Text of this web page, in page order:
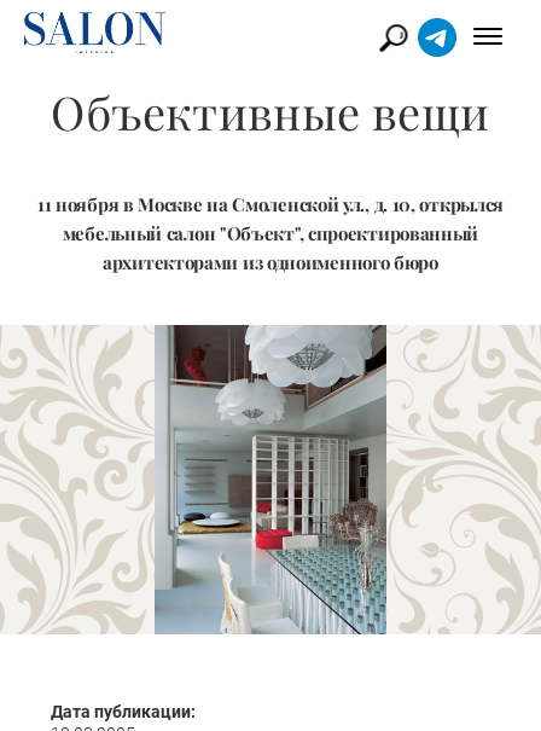
Объективные вещи
11 ноября в Москве на Смоленской ул., д. 10, открылся
мебельный салон "Объект", спроектированный
архитекторами из одноименного бюро
Дата публикации: